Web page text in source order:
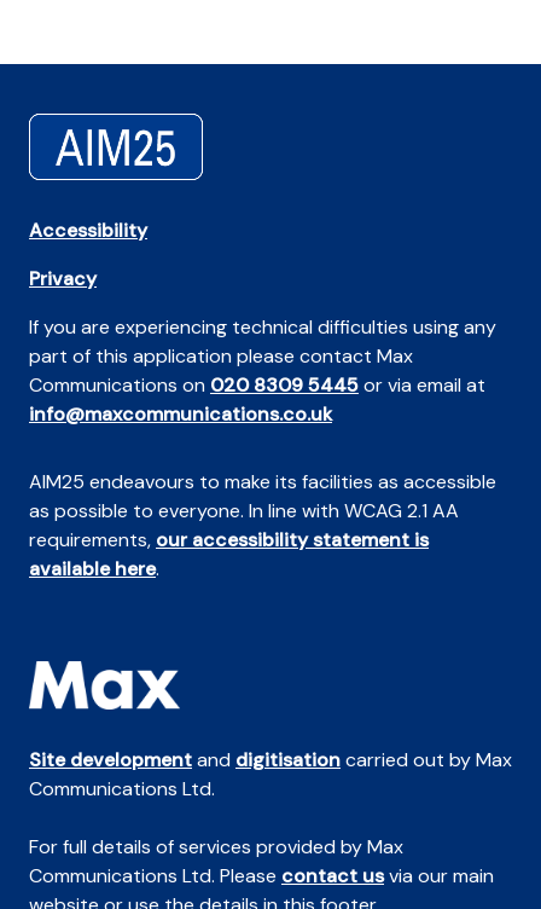
Accessibility
Privacy
If you are experiencing technical difficulties using any
part of this application please contact Max
Communications on 020 8309 5445or via email at
info@maxcommunications.co.uk
AIM25 endeavours to make its facilities as accessible
as possible to everyone. In line with WCAG 2.1 AA
requirements, our accessibility statement is
available here.
Site developmentand digitisationcarried out by Max
Communications Ltd.
For full details of services provided by Max
Communications Ltd. Please contact usvia our main